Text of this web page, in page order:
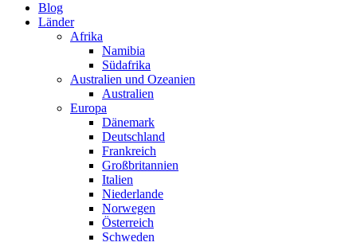
Blog
Länder
Afrika
Namibia
Südafrika
Australien und Ozeanien
Australien
Europa
Dänemark
Deutschland
Frankreich
Großbritannien
Italien
Niederlande
Norwegen
Österreich
Schweden